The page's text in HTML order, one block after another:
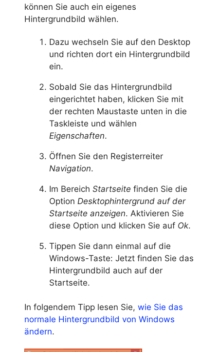
können Sie auch ein eigenes
Hintergrundbild wählen.
Dazu wechseln Sie auf den Desktop
und richten dort ein Hintergrundbild
ein.
Sobald Sie das Hintergrundbild
eingerichtet haben, klicken Sie mit
der rechten Maustaste unten in die
Taskleiste und wählen
Eigenschaften.
Öffnen Sie den Registerreiter
Navigation.
Im Bereich Startseite finden Sie die
Option Desktophintergrund auf der
Startseite anzeigen. Aktivieren Sie
diese Option und klicken Sie auf Ok.
Tippen Sie dann einmal auf die
Windows-Taste: Jetzt finden Sie das
Hintergrundbild auch auf der
Startseite.
In folgendem Tipp lesen Sie, wie Sie das
normale Hintergrundbild von Windows
ändern.